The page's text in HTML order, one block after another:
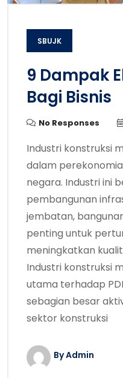
SBUJK
9 Dampak
Bagi Bisnis
No Responses
Industri konstruksi
dalam
negara. Industri ini
pembangunan
jembatan,
penting untuk
meningkatkan
Industri konstruksi
utama terhadap
sebagian besar
sektor konstruksi
By Admin